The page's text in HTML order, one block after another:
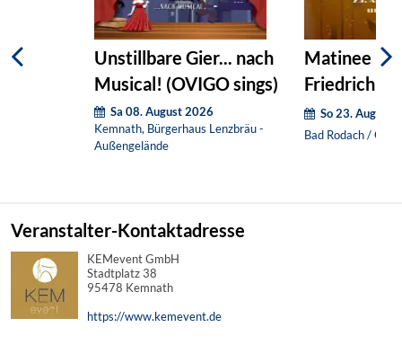
Unstillbare Gier... nach
Musical! (OVIGO sings)
Sa 08. August 2026
Kemnath, Bürgerhaus Lenzbräu -
Außengelände
Matinee
Friedrich
So 23. August
Bad Rodach / OT
Veranstalter-Kontaktadresse
KEMevent GmbH
Stadtplatz 38
95478 Kemnath
https://www.kemevent.de